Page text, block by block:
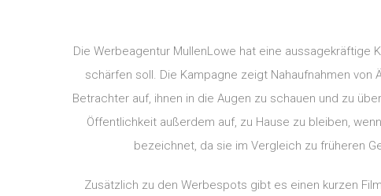
Die Werbeagentur MullenLowe hat eine aussagekräftige
schärfen soll. Die Kampagne zeigt Nahaufnahmen
Betrachter auf, ihnen in die Augen zu schauen und zu
Öffentlichkeit außerdem auf, zu Hause zu bleiben,
bezeichnet, da sie im Vergleich zu früheren
Zusätzlich zu den Werbespots gibt es einen kurzen